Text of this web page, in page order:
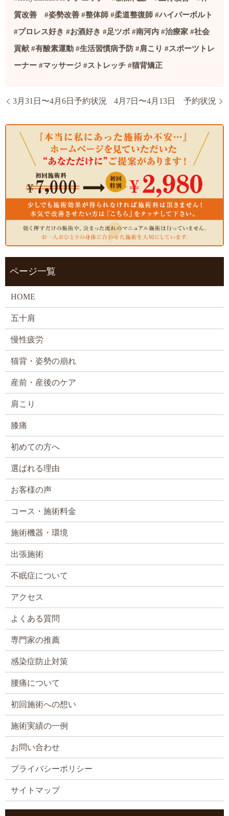
質改善#姿勢改善 #整体師 #柔道整復師 #ハイパーボルト
#プロレス好き #お酒好き #足ツボ #南河内 #治療家 #社会
貢献 #有酸素運動 #生活習慣病予防 #肩こり #スポーツトレ
ーナー #マッサージ #ストレッチ #猫背矯正
3月31日〜4月6日予約状況 4月7日〜4月13日 予約状況
ページ一覧
HOME
五十肩
慢性疲労
猫背・姿勢の崩れ
産前・産後のケア
肩こり
膝痛
初めての方へ
選ばれる理由
お客様の声
コース・施術料金
施術機器・環境
出張施術
不眠症について
アクセス
よくある質問
専門家の推薦
感染症防止対策
腰痛について
初回施術への想い
施術実績の一例
お問い合わせ
プライバシーポリシー
サイトマップ